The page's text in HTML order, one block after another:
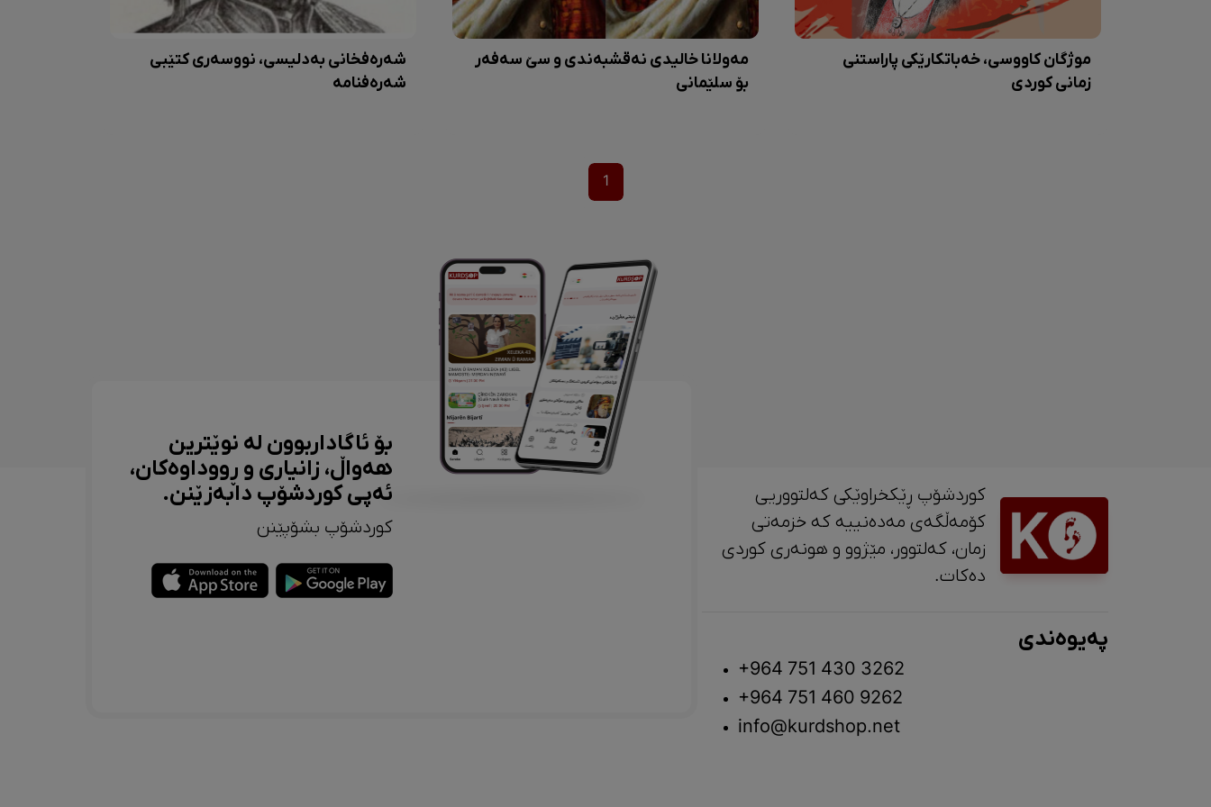
موژگان کاووسی، خەباتکارێکی پاراستنی
زمانی کوردی
مەولانا خالیدی نەقشبەندی و سێ سەفەر
بۆ سلێمانی
شەرەفخانی بەدلیسی، نووسەری کتێبی
شەرەفنامە
1
کوردشۆپ ڕێکخراوێکی کەلتووریی
کۆمەڵگەی مەدەنییە کە خزمەتی
زمان، کەلتوور، مێژوو و ‎هونەری کوردی
دەکات.
پەیوەندی
+964 751 430 3262
+964 751 460 9262
info@kurdshop.net
بۆ ئاگاداربوون لە نوێترین
هەواڵ، زانیاری و ڕووداوەکان،
ئەپی کوردشۆپ دابەزێنن.
کوردشۆپ بشۆپێنن